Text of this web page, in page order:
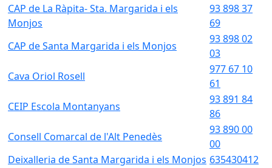
CAP de La Ràpita- Sta. Margarida i els
Monjos
93 898 37
69
CAP de Santa Margarida i els Monjos
93 898 02
03
Cava Oriol Rosell
977 67 10
61
CEIP Escola Montanyans
93 891 84
86
Consell Comarcal de l'Alt Penedès
93 890 00
00
Deixalleria de Santa Margarida i els Monjos 635430412